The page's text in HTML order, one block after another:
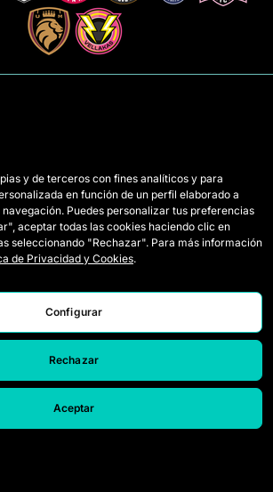
Regolamento
Come si gioca a Queens
Biglietti
Accrediti Media
Lavora con noi
y de terceros con fines analíticos y para
en función de un perfil elaborado a
Puedes personalizar tus preferencias
aceptar todas las cookies haciendo clic en
seleccionando "Rechazar". Para más información
de Privacidad y Cookies.
Configurar
Rechazar
Aceptar